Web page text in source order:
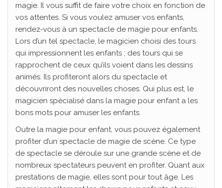
magie. Il vous suffit de faire votre choix en fonction de
vos attentes. Si vous voulez amuser vos enfants,
rendez-vous à un spectacle de magie pour enfants.
Lors d’un tel spectacle, le magicien choisi des tours
qui impressionnent les enfants ; des tours qui se
rapprochent de ceux qu’ils voient dans les dessins
animés. Ils profiteront alors du spectacle et
découvriront des nouvelles choses. Qui plus est, le
magicien spécialisé dans la magie pour enfant a les
bons mots pour amuser les enfants.
Outre la magie pour enfant, vous pouvez également
profiter d’un spectacle de magie de scène. Ce type
de spectacle se déroule sur une grande scène et de
nombreux spectateurs peuvent en profiter. Quant aux
prestations de magie, elles sont pour tout âge. Les